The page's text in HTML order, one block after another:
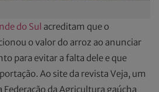
do Sul acreditam que o
o valor do arroz ao anunciar
para evitar a falta dele e que
Ao site da revista Veja, um
da Agricultura gaúcha